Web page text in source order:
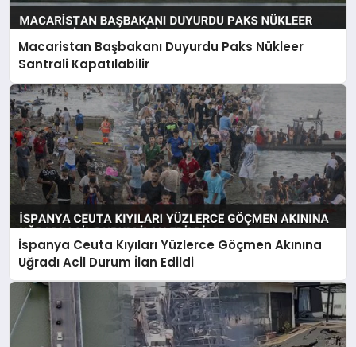
Macaristan Başbakanı Duyurdu Paks Nükleer
Santrali Kapatılabilir
İspanya Ceuta Kıyıları Yüzlerce Göçmen Akınına
Uğradı Acil Durum İlan Edildi